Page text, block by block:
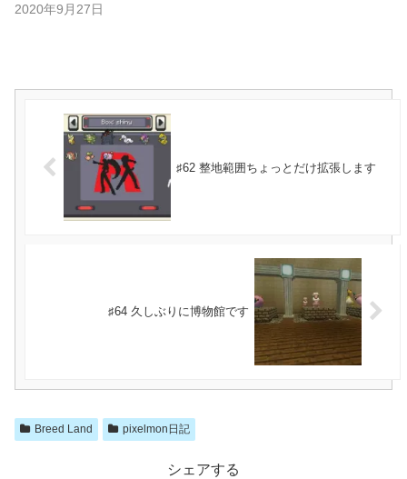
2020年9月27日
♯62 整地範囲ちょっとだけ拡張します
♯64 久しぶりに博物館です
Breed Land pixelmon日記
シェアする